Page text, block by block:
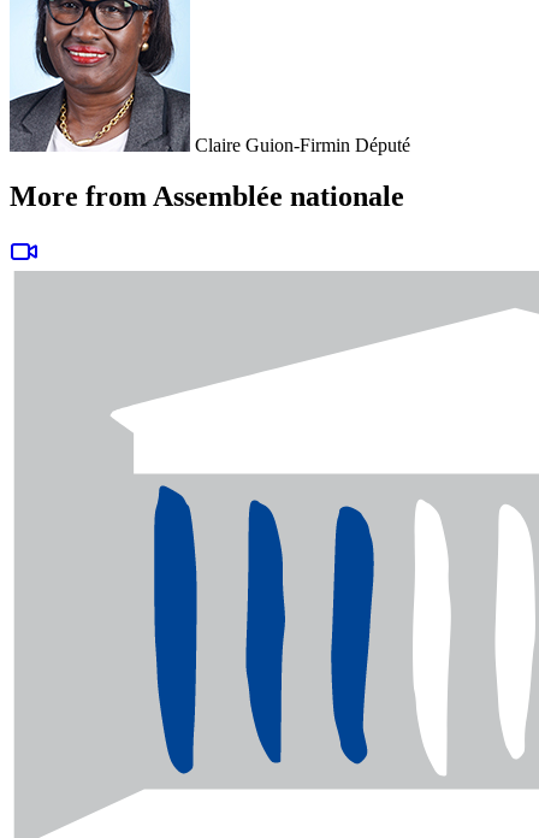
Claire Guion-Firmin Député
More from Assemblée nationale